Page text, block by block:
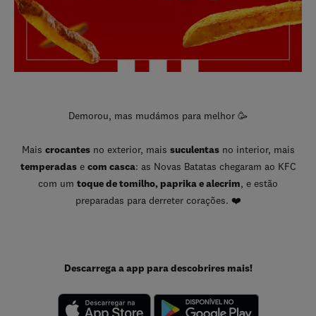
Demorou, mas mudámos para melhor 🥳
Mais crocantesno exterior, mais suculentasno interior, mais
temperadase com casca: as Novas Batatas chegaram ao KFC
com um toque de tomilho, paprika e alecrim, e estão
preparadas para derreter corações. ❤️
Descarrega a app para descobrires mais!